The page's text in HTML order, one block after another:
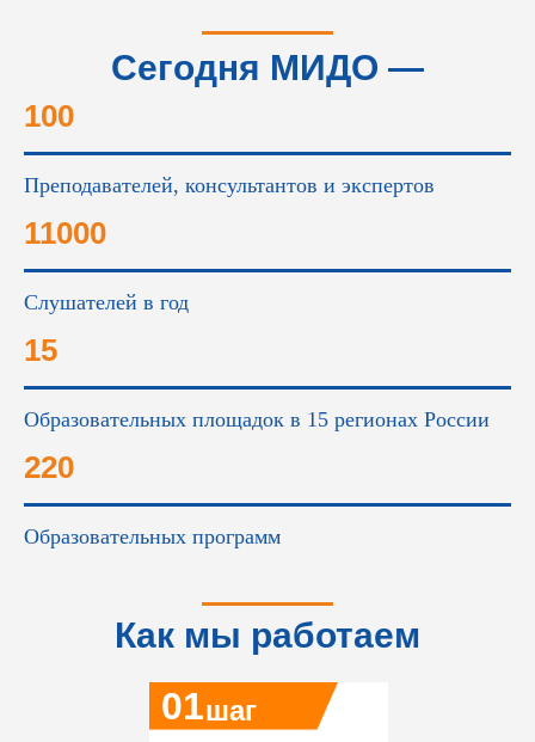
Сегодня МИДО —
100
Преподавателей, консультантов и экспертов
11000
Слушателей в год
15
Образовательных площадок в 15 регионах России
220
Образовательных программ
Как мы работаем
01шаг